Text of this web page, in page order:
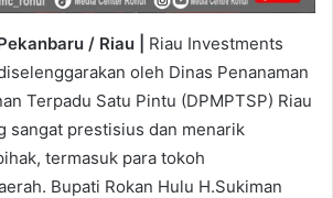
/ Riau |
Riau Investments
oleh Dinas Penanaman
Terpadu Satu Pintu (DPMPTSP) Riau
sangat prestisius dan menarik
termasuk para tokoh
Bupati Rokan Hulu H.Sukiman